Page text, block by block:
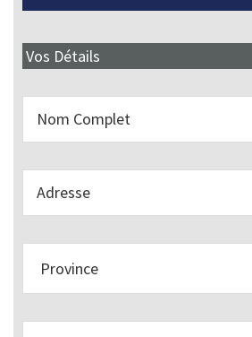
Vos Détails